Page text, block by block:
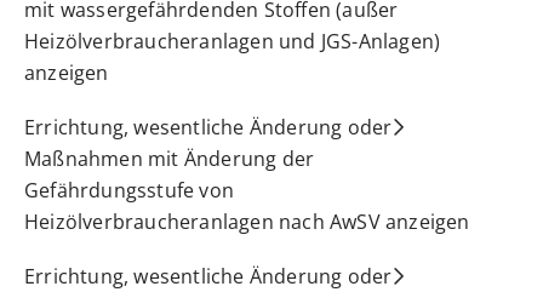
mit wassergefährdenden Stoffen (außer
Heizölverbraucheranlagen und JGS-Anlagen)
anzeigen
Errichtung, wesentliche Änderung oder
Maßnahmen mit Änderung der
Gefährdungsstufe von
Heizölverbraucheranlagen nach AwSV anzeigen
Errichtung, wesentliche Änderung oder